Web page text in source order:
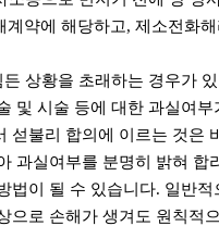
약에 해당하고, 제소전화
상황을 초래하는 경우가
및 시술 등에 대한 과실여
섣불리 합의에 이르는 것은
과실여부를 분명히 밝혀
법이 될 수 있습니다. 일반
으로 손해가 생겨도 원칙적